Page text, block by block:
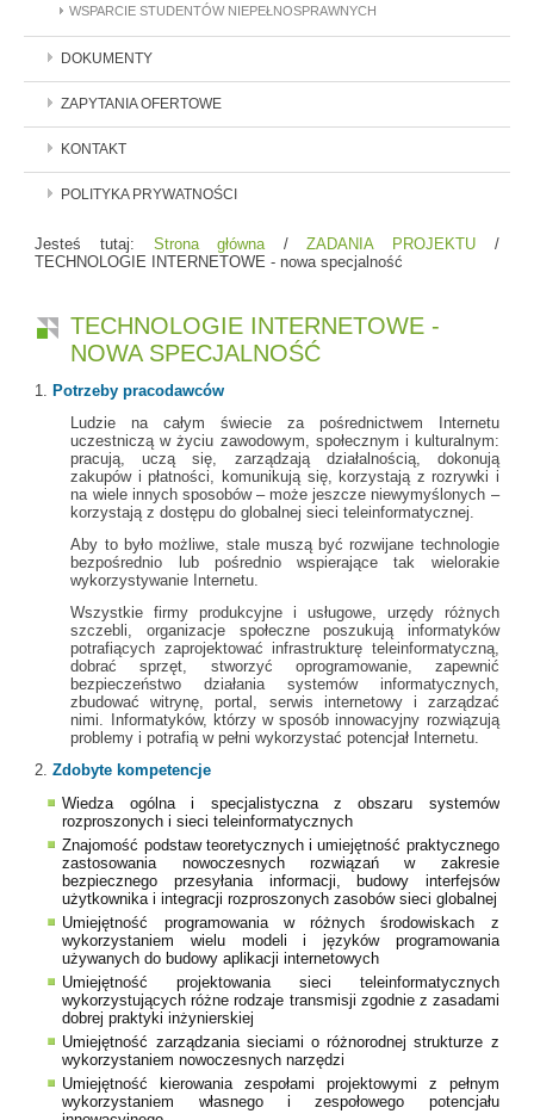
WSPARCIE STUDENTÓW NIEPEŁNOSPRAWNYCH
DOKUMENTY
ZAPYTANIA OFERTOWE
KONTAKT
POLITYKA PRYWATNOŚCI
Jesteś tutaj: Strona główna/ZADANIA PROJEKTU /
TECHNOLOGIE INTERNETOWE - nowa specjalność
TECHNOLOGIE INTERNETOWE -
NOWA SPECJALNOŚĆ
1. Potrzeby pracodawców
Ludzie na całym świecie za pośrednictwem Internetu
uczestniczą w życiu zawodowym, społecznym i kulturalnym:
pracują, uczą się, zarządzają działalnością, dokonują
zakupów i płatności, komunikują się, korzystają z rozrywki i
na wiele innych sposobów – może jeszcze niewymyślonych –
korzystają z dostępu do globalnej sieci teleinformatycznej.
Aby to było możliwe, stale muszą być rozwijane technologie
bezpośrednio lub pośrednio wspierające tak wielorakie
wykorzystywanie Internetu.
Wszystkie firmy produkcyjne i usługowe, urzędy różnych
szczebli, organizacje społeczne poszukują informatyków
potrafiących zaprojektować infrastrukturę teleinformatyczną,
dobrać sprzęt, stworzyć oprogramowanie, zapewnić
bezpieczeństwo działania systemów informatycznych,
zbudować witrynę, portal, serwis internetowy i zarządzać
nimi. Informatyków, którzy w sposób innowacyjny rozwiązują
problemy i potrafią w pełni wykorzystać potencjał Internetu.
2.Zdobyte kompetencje
Wiedza ogólna i specjalistyczna z obszaru systemów
rozproszonych i sieci teleinformatycznych
Znajomość podstaw teoretycznych i umiejętność praktycznego
zastosowania nowoczesnych rozwiązań w zakresie
bezpiecznego przesyłania informacji, budowy interfejsów
użytkownika i integracji rozproszonych zasobów sieci globalnej
Umiejętność programowania w różnych środowiskach z
wykorzystaniem wielu modeli i języków programowania
używanych do budowy aplikacji internetowych
Umiejętność projektowania sieci teleinformatycznych
wykorzystujących różne rodzaje transmisji zgodnie z zasadami
dobrej praktyki inżynierskiej
Umiejętność zarządzania sieciami o różnorodnej strukturze z
wykorzystaniem nowoczesnych narzędzi
Umiejętność kierowania zespołami projektowymi z pełnym
wykorzystaniem własnego i zespołowego potencjału